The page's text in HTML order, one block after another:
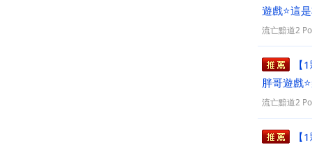
遊戲⭐這
快.
流亡黯道2
【
胖哥遊戲
貨裝備內
流亡黯道2